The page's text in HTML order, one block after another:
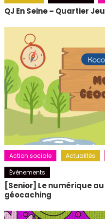
QJ En Seine – Quartier
Action sociale Actualités
Événements
[Senior] Le numérique
géocaching